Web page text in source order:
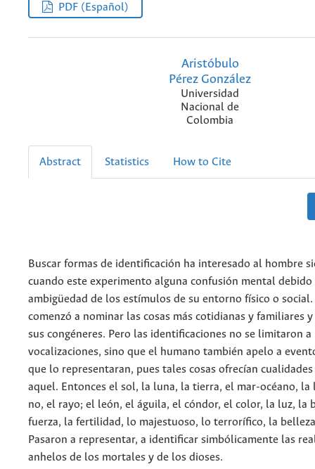
PDF (Español)
Aristóbulo
Pérez González
Universidad
Nacional de
Colombia
Abstract Statistics How to Cite
Buscar formas de identificación ha interesado al hombre
cuando este experimento alguna confusión mental debido
ambigüedad de los estímulos de su entorno físico o social.
comenzó a nominar las cosas más cotidianas y familiares
sus congéneres. Pero las identificaciones no se limitaron a
vocalizaciones, sino que el humano también apelo a
que lo representaran, pues tales cosas ofrecían
aquel. Entonces el sol, la luna, la tierra, el mar-océano,
no, el rayo; el león, el águila, el cóndor, el color, la luz, la
fuerza, la fertilidad, lo majestuoso, lo terrorífico, la
Pasaron a representar, a identificar simbólicamente las
anhelos de los mortales y de los dioses.